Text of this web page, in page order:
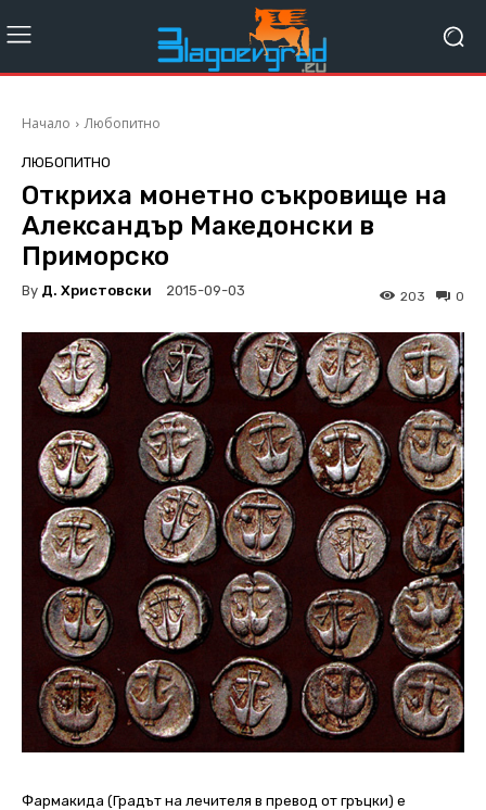
Начало Любопитно
ЛЮБОПИТНО
Откриха монетно съкровище на
Александър Македонски в
Приморско
By Д. Христовски 2015-09-03 0
203
Фармакида (Градът на лечителя в превод от гръцки) е